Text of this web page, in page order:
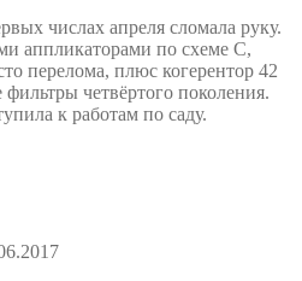
числах апреля сломала руку.
аппликаторами по схеме С,
перелома, плюс когерентор 42
четвёртого поколения.
к работам по саду.